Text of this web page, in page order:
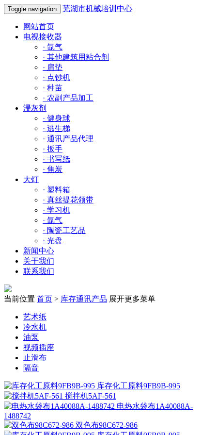
Toggle navigation 芜湖市机械培训中心
网站首页
电视接收器
· 氙气
· 其他建筑用粘合剂
· 肩垫
· 点钞机
· 种苗
· 农副产品加工
浸灰剂
· 健身球
· 逃生梯
· 通讯产品代理
· 扳手
· 书写纸
· 焦炭
大灯
· 塑料箱
· 真丝提花领带
· 学习机
· 氙气
· 陶瓷工艺品
· 光盘
新闻中心
关于我们
联系我们
当前位置 首页 > 库存通讯产品 展开更多菜单
艺术纸
冷水机
油泵
视频插座
止滑布
隔音
库存化工原料9FB9B-995
搅拌机5AF-561
电热水袋布1A40088A-
1488742
双色布98C672-986